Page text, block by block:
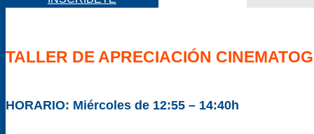
TALLER DE APRECIACIÓN
HORARIO: Miércoles de 12:55 – 14:40h